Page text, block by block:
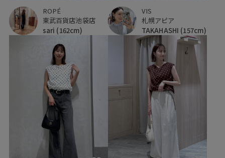
ROPÉ
東武百貨店池袋店
sari (162cm)
VIS
札幌アピア
TAKAHASHI (157cm)